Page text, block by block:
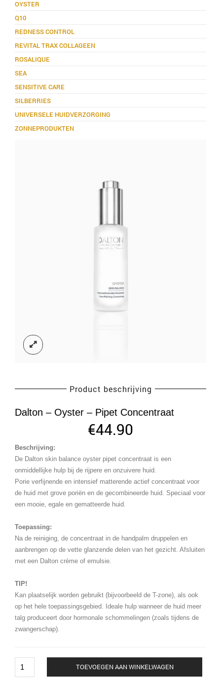
Product beschrijving
Dalton – Oyster – Pipet Concentraat
€44.90
Beschrijving:
De Dalton skin balance oyster pipet concentraat is een
onmiddellijke hulp bij de rijpere en onzuivere huid.
Porie verfijnende en intensief matterende actief concentraat voor
de huid met grove poriën en de gecombineerde huid. Speciaal voor
een mooie, egale en gematteerde huid.
Toepassing:
Na de reiniging, de concentraat in de handpalm druppelen en
aanbrengen op de vette glanzende delen van het gezicht. Afsluiten
met een Dalton crème of emulsie.
TIP!
Kan plaatselijk worden gebruikt (bijvoorbeeld de T-zone), als ook
op het hele toepassingsgebied. Ideale hulp wanneer de huid meer
talg produceert door hormonale schommelingen (zoals tijdens de
zwangerschap).
Dalton
-
TOEVOEGEN AAN WINKELWAGEN
OYSTER
Q10
REDNESS CONTROL
REVITAL TRAX COLLAGEEN
ROSALIQUE
SEA
SENSITIVE CARE
SILBERRIES
UNIVERSELE HUIDVERZORGING
ZONNEPRODUKTEN